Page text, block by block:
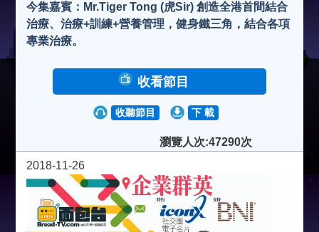
今集嘉賓：Mr.Tiger Tong (虎Sir) 創造全港首間結合
治療、治療+訓練+營養管理，健身鐵三角，結合各項
專業治療。
收看節目
收聽節目 下 載
瀏覽人次:47290次
2018-11-26